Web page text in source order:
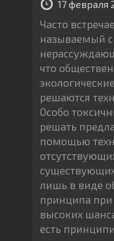
17 февраля
Часто
называемый
что
решаются
Особо
решать
помощью
лишь в виде
принципа
высоких
есть